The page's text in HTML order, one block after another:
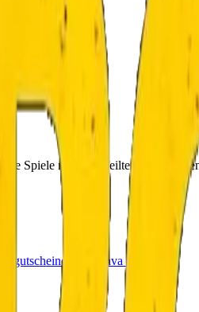
Spiele mit ausgefeilten
Doprava a platba